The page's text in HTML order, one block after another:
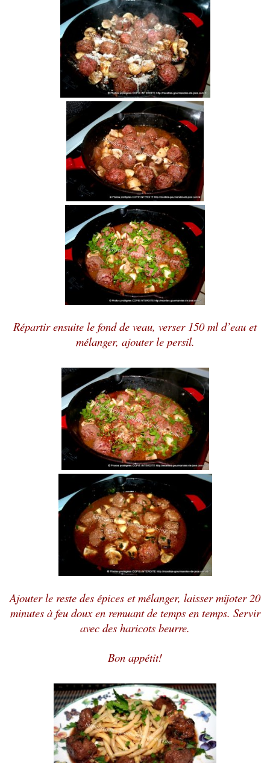
Répartir ensuite le fond de veau, verser 150 ml d’eau et
mélanger, ajouter le persil.
Ajouter le reste des épices et mélanger, laisser mijoter 20
minutes à feu doux en remuant de temps en temps. Servir
avec des haricots beurre.
Bon appétit!